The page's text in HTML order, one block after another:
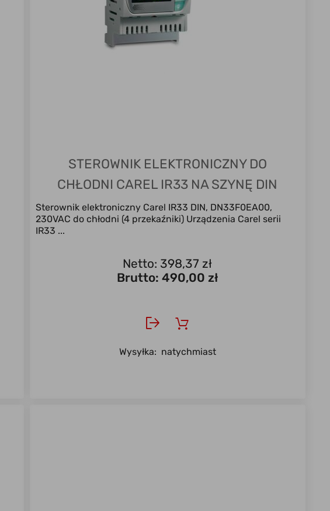
STEROWNIK ELEKTRONICZNY DO
CHŁODNI CAREL IR33 NA SZYNĘ DIN
DN33F0EA00 DOSTĘPNY OD RĘKI !!
Sterownik elektroniczny Carel IR33 DIN, DN33F0EA00,
230VAC do chłodni (4 przekaźniki) Urządzenia Carel serii
IR33 ...
Netto: 398,37 zł
Brutto:490,00 zł
Wysyłka: natychmiast